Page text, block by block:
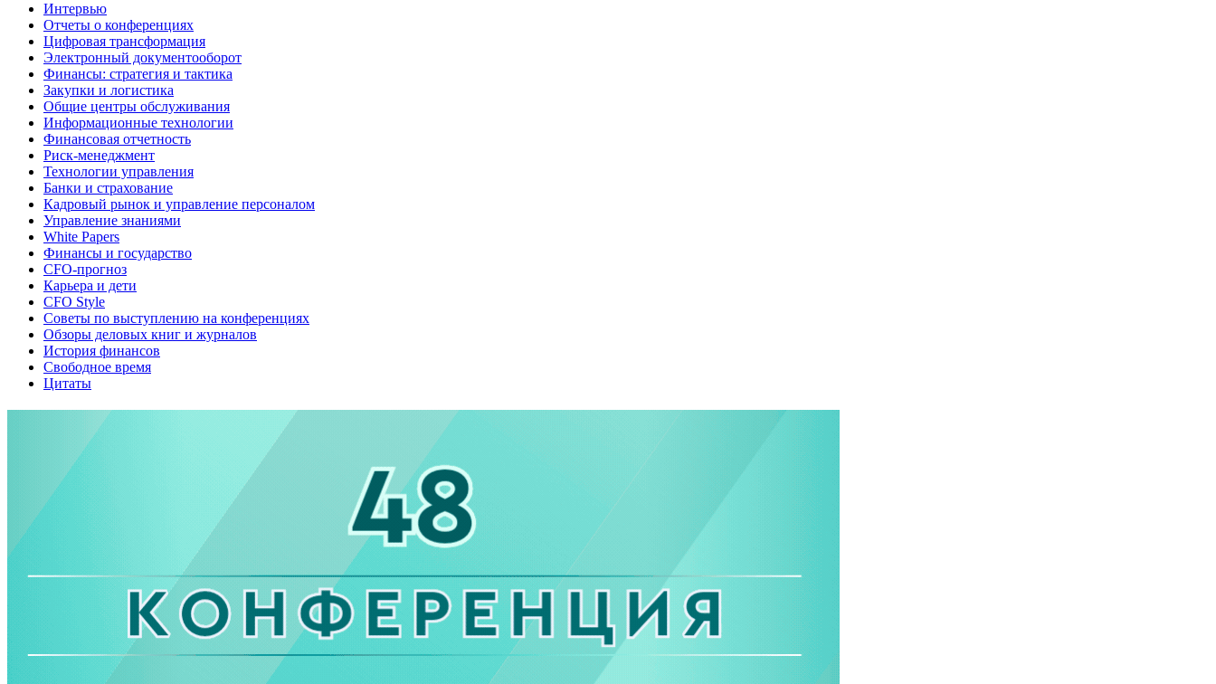
Интервью
Отчеты о конференциях
Цифровая трансформация
Электронный документооборот
Финансы: стратегия и тактика
Закупки и логистика
Общие центры обслуживания
Информационные технологии
Финансовая отчетность
Риск-менеджмент
Технологии управления
Банки и страхование
Кадровый рынок и управление персоналом
Управление знаниями
White Papers
Финансы и государство
CFO-прогноз
Карьера и дети
CFO Style
Советы по выступлению на конференциях
Обзоры деловых книг и журналов
История финансов
Свободное время
Цитаты